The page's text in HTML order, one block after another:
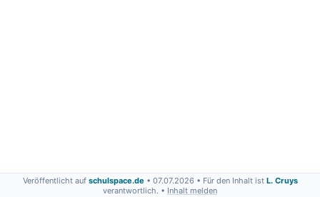
Veröffentlicht auf schulspace.de • 07.07.2026 • Für den Inhalt ist L. Cruys
verantwortlich. • Inhalt melden